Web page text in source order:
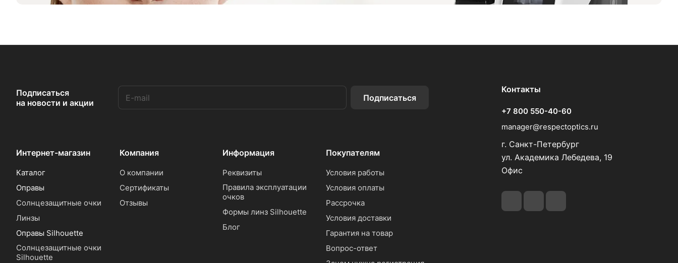
Подписаться
на новости и акции
Подписаться
Интернет-магазин
Каталог
Оправы
Солнцезащитные очки
Линзы
Оправы Silhouette
Солнцезащитные очки
Silhouette
Компания
О компании
Сертификаты
Отзывы
Информация
Реквизиты
Правила эксплуатации
очков
Формы линз Silhouette
Блог
Покупателям
Условия работы
Условия оплаты
Рассрочка
Условия доставки
Гарантия на товар
Вопрос-ответ
Контакты
+7 800 550-40-60
manager@respectoptics.ru
г. Санкт-Петербург
ул. Академика Лебедева, 19
Офис